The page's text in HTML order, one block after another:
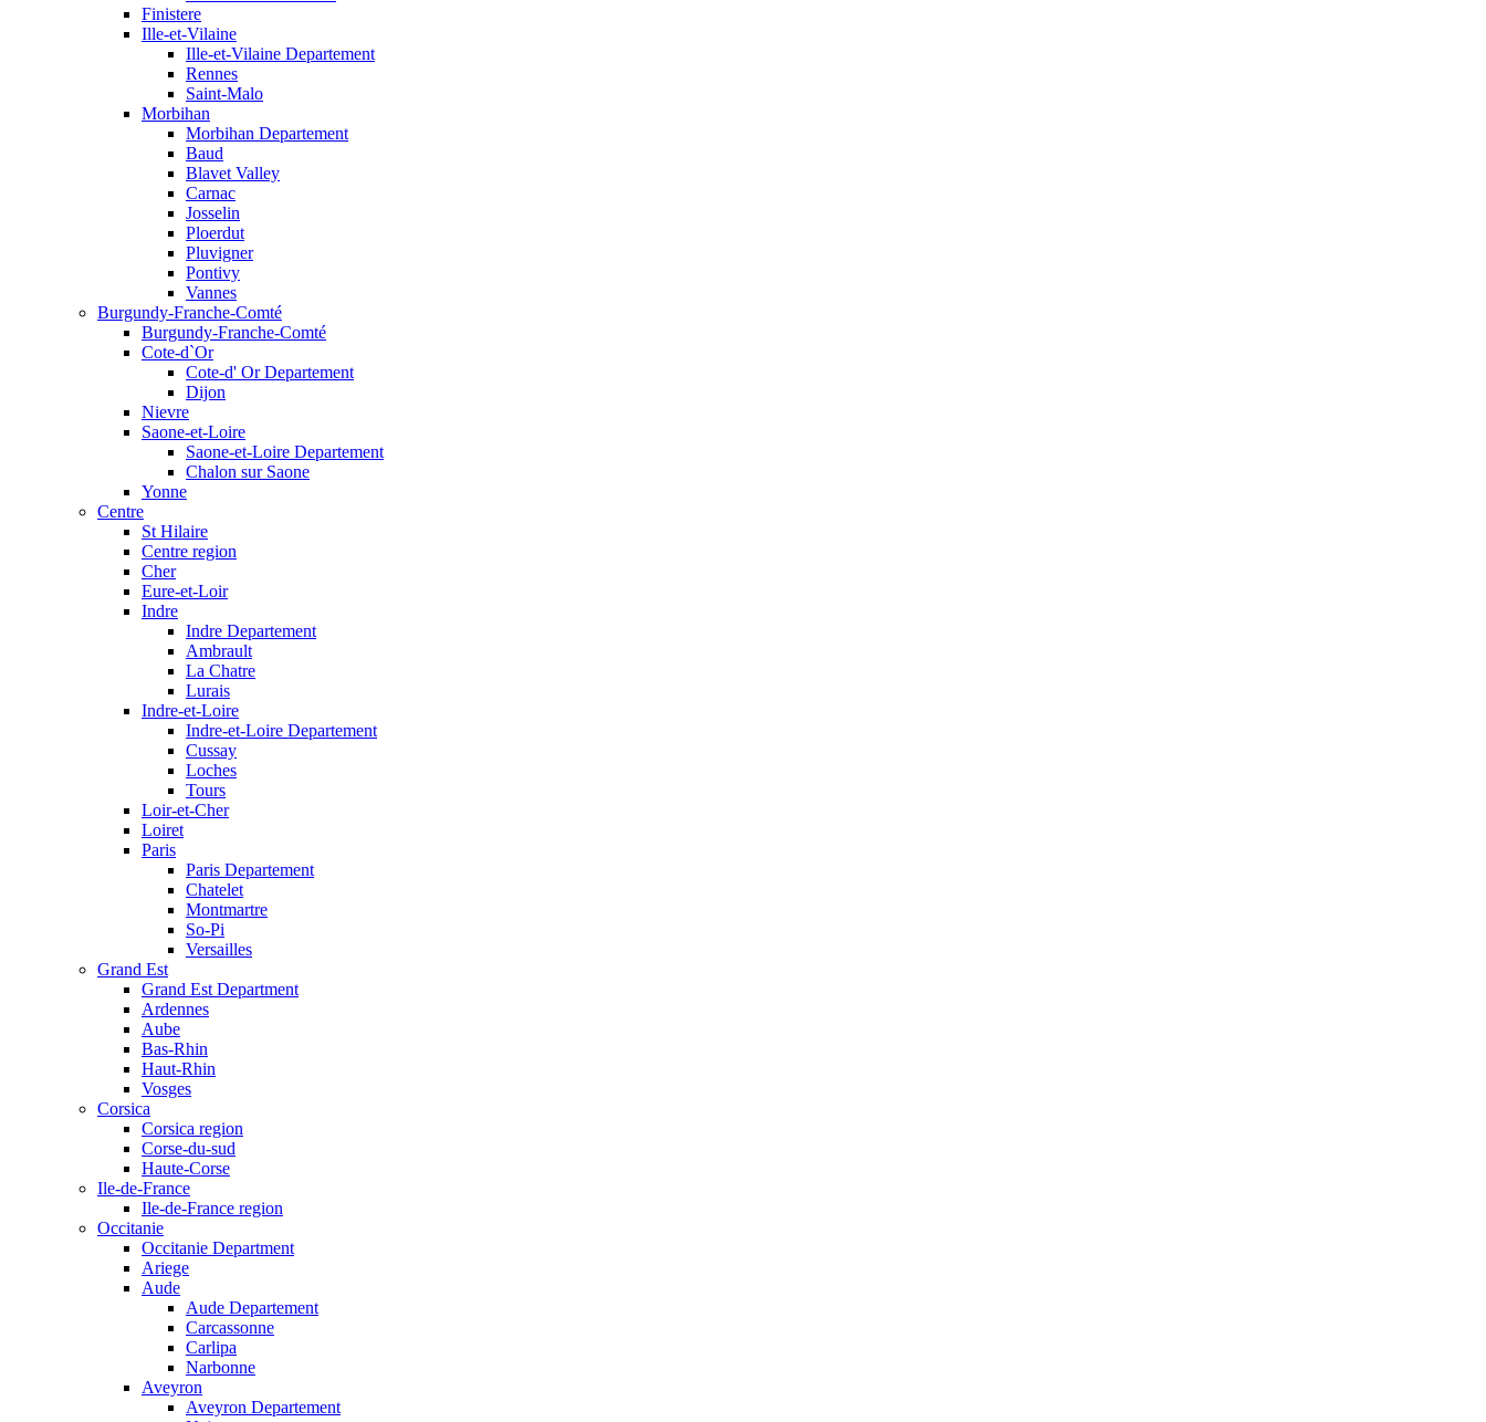
Finistere
Ille-et-Vilaine
Ille-et-Vilaine Departement
Rennes
Saint-Malo
Morbihan
Morbihan Departement
Baud
Blavet Valley
Carnac
Josselin
Ploerdut
Pluvigner
Pontivy
Vannes
Burgundy-Franche-Comté
Burgundy-Franche-Comté
Cote-d`Or
Cote-d' Or Departement
Dijon
Nievre
Saone-et-Loire
Saone-et-Loire Departement
Chalon sur Saone
Yonne
Centre
St Hilaire
Centre region
Cher
Eure-et-Loir
Indre
Indre Departement
Ambrault
La Chatre
Lurais
Indre-et-Loire
Indre-et-Loire Departement
Cussay
Loches
Tours
Loir-et-Cher
Loiret
Paris
Paris Departement
Chatelet
Montmartre
So-Pi
Versailles
Grand Est
Grand Est Department
Ardennes
Aube
Bas-Rhin
Haut-Rhin
Vosges
Corsica
Corsica region
Corse-du-sud
Haute-Corse
Ile-de-France
Ile-de-France region
Occitanie
Occitanie Department
Ariege
Aude
Aude Departement
Carcassonne
Carlipa
Narbonne
Aveyron
Aveyron Departement